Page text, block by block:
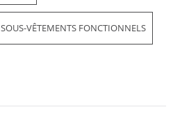
SOUS-VÊTEMENTS FONCTIONNELS